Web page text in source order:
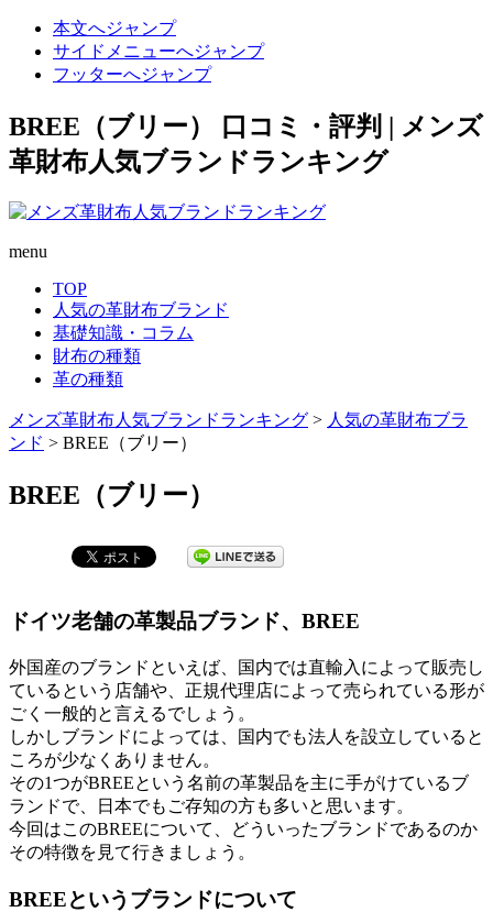
本文へジャンプ
サイドメニューへジャンプ
フッターへジャンプ
BREE（ブリー） 口コミ・評判 | メンズ
革財布人気ブランドランキング
menu
TOP
人気の革財布ブランド
基礎知識・コラム
財布の種類
革の種類
メンズ革財布人気ブランドランキング > 人気の革財布ブラ
ンド > BREE（ブリー）
BREE（ブリー）
ドイツ老舗の革製品ブランド、BREE
外国産のブランドといえば、国内では直輸入によって販売し
ているという店舗や、正規代理店によって売られている形が
ごく一般的と言えるでしょう。
しかしブランドによっては、国内でも法人を設立していると
ころが少なくありません。
その1つがBREEという名前の革製品を主に手がけているブ
ランドで、日本でもご存知の方も多いと思います。
今回はこのBREEについて、どういったブランドであるのか
その特徴を見て行きましょう。
BREEというブランドについて